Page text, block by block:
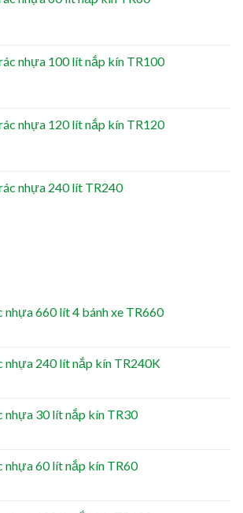
nhựa 100 lít nắp kín TR100
nhựa 120 lít nắp kín TR120
nhựa 240 lít TR240
nhựa 660 lít 4 bánh xe TR660
nhựa 240 lít nắp kín TR240K
nhựa 30 lít nắp kín TR30
nhựa 60 lít nắp kín TR60